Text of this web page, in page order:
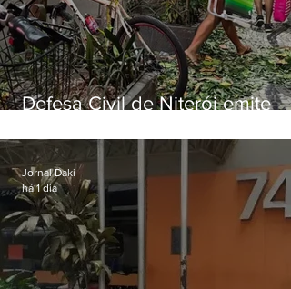
Defesa Civil de Niterói emite
sexta-feira (07)
Jornal Daki
há 1 dia